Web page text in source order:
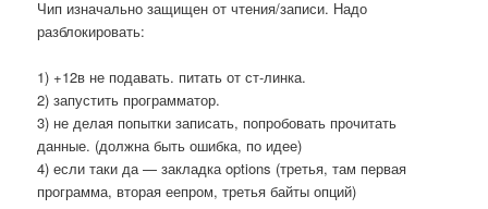
Чип изначально защищен от чтения/записи. Надо
разблокировать:
1) +12в не подавать. питать от ст-линка.
2) запустить программатор.
3) не делая попытки записать, попробовать прочитать
данные. (должна быть ошибка, по идее)
4) если таки да — закладка options (третья, там первая
программа, вторая еепром, третья байты опций)